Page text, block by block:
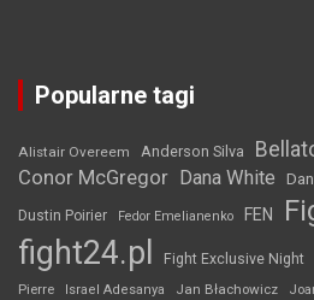
Popularne tagi
Alistair Overeem Anderson Silva
Conor McGregor Dana White
Dustin Poirier Fedor Emelianenko FEN
fight24.pl Fight Exclusive Night
Pierre
Israel Adesanya Jan Błachowicz